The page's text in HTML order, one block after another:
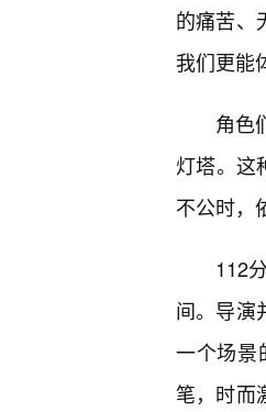
的痛苦、
我们更能
角色
灯塔。这
不公时，
112
间。导演
一个场景
笔，时而